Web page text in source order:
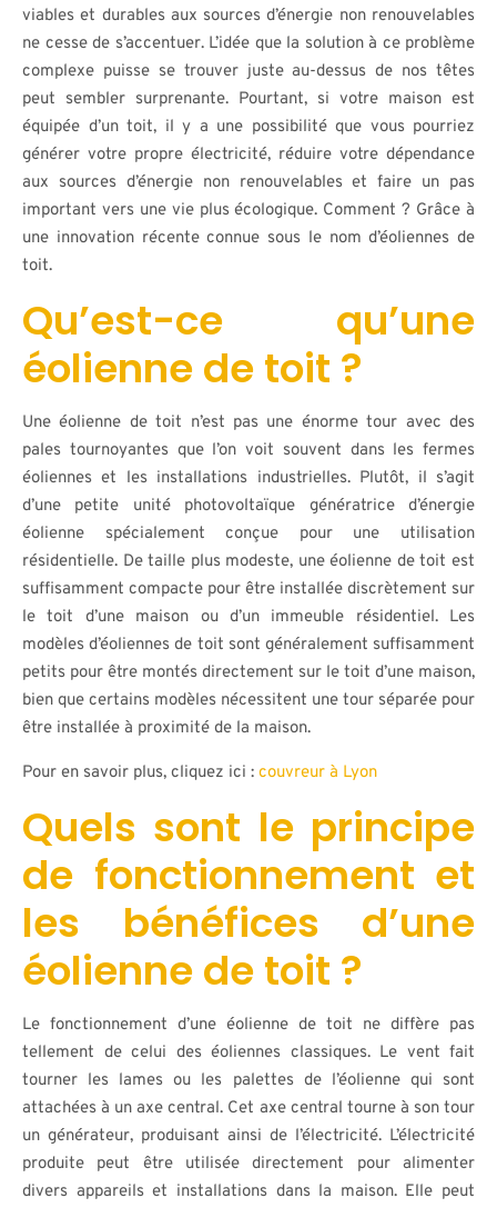
viables et durables aux sources d’énergie non renouvelables
ne cesse de s’accentuer. L’idée que la solution à ce problème
complexe puisse se trouver juste au-dessus de nos têtes
peut sembler surprenante. Pourtant, si votre maison est
équipée d’un toit, il y a une possibilité que vous pourriez
générer votre propre électricité, réduire votre dépendance
aux sources d’énergie non renouvelables et faire un pas
important vers une vie plus écologique. Comment ? Grâce à
une innovation récente connue sous le nom d’éoliennes de
toit.
Qu’est-ce qu’une
éolienne de toit ?
Une éolienne de toit n’est pas une énorme tour avec des
pales tournoyantes que l’on voit souvent dans les fermes
éoliennes et les installations industrielles. Plutôt, il s’agit
d’une petite unité photovoltaïque génératrice d’énergie
éolienne spécialement conçue pour une utilisation
résidentielle. De taille plus modeste, une éolienne de toit est
suffisamment compacte pour être installée discrètement sur
le toit d’une maison ou d’un immeuble résidentiel. Les
modèles d’éoliennes de toit sont généralement suffisamment
petits pour être montés directement sur le toit d’une maison,
bien que certains modèles nécessitent une tour séparée pour
être installée à proximité de la maison.
Pour en savoir plus, cliquez ici : couvreur à Lyon
Quels sont le principe
de fonctionnement et
les bénéfices d’une
éolienne de toit ?
Le fonctionnement d’une éolienne de toit ne diffère pas
tellement de celui des éoliennes classiques. Le vent fait
tourner les lames ou les palettes de l’éolienne qui sont
attachées à un axe central. Cet axe central tourne à son tour
un générateur, produisant ainsi de l’électricité. L’électricité
produite peut être utilisée directement pour alimenter
divers appareils et installations dans la maison. Elle peut